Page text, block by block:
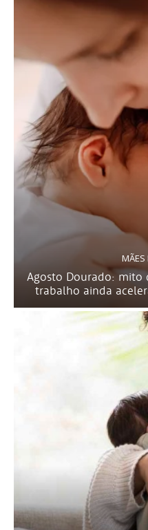
MÃES
Agosto Dourado: mito
trabalho ainda